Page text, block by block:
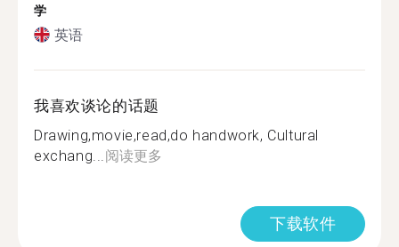
学
英语
我喜欢谈论的话题
Drawing,movie,read,do handwork, Cultural
exchang... 阅读更多
下载软件